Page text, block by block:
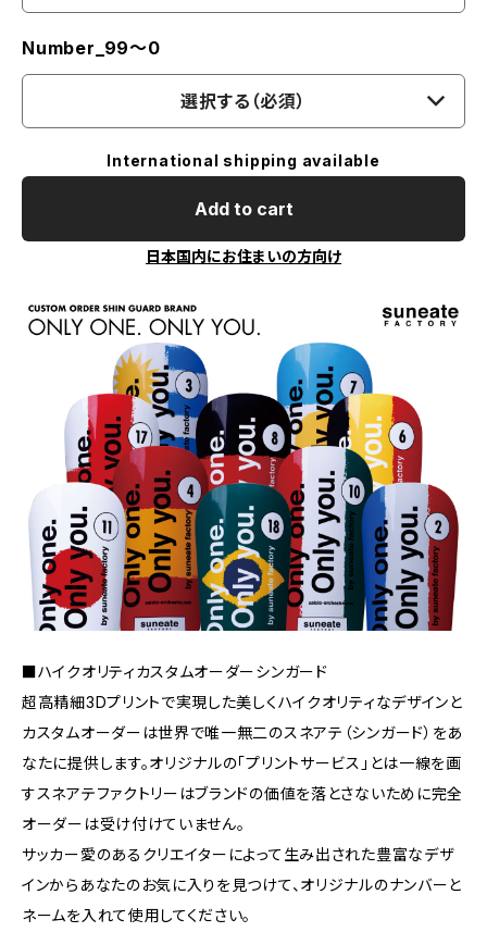
Number_99〜0
選択する（必須）
International shipping available
Add to cart
日本国内にお住まいの方向け
■ハイクオリティカスタムオーダーシンガード
超高精細3Dプリントで実現した美しくハイクオリティなデザインと
カスタムオーダーは世界で唯一無二のスネアテ（シンガード）をあ
なたに提供します。オリジナルの「プリントサービス」とは一線を画
すスネアテファクトリーはブランドの価値を落とさないために完全
オーダーは受け付けていません。
サッカー愛のあるクリエイターによって生み出された豊富なデザ
インからあなたのお気に入りを見つけて、オリジナルのナンバーと
ネームを入れて使用してください。